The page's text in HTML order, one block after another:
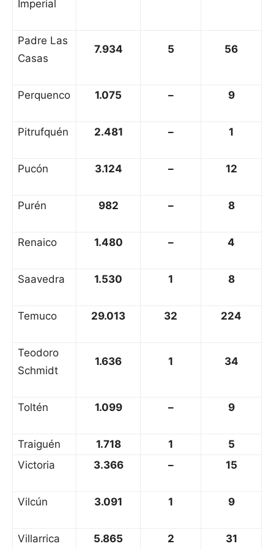
Imperial
Padre Las
Casas
7.934 5 56
Perquenco 1.075 – 9
Pitrufquén 2.481 – 1
Pucón 3.124 – 12
Purén 982 – 8
Renaico 1.480 – 4
Saavedra 1.530 1 8
Temuco 29.013 32 224
Teodoro
Schmidt
1.636 1 34
Toltén 1.099 – 9
Traiguén 1.718 1
5
Victoria
3.366 – 15
Vilcún 3.091 1 9
Villarrica 5.865 2 31